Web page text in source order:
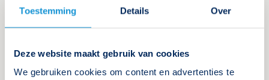
Toestemming Details Over
Deze website maakt gebruik van cookies
We gebruiken cookies om content en advertenties te
15 september 2026
Tweede dag: 22 september 2026